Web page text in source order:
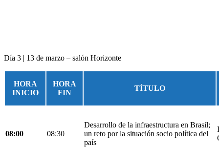
Día 3 | 13 de marzo – salón Horizonte
HORA
INICIO
HORA
FIN
TÍTULO
08:00 08:30
Desarrollo de la infraestructura en Brasil;
un reto por la situación socio política del
país